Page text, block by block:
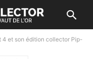
4 et son édition collector Pip-